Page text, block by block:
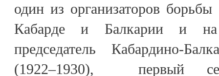
один из организаторов
Кабарде и Балкарии и на
председатель Кабардино-
(1922–1930), первый